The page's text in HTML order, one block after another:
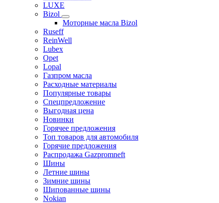
LUXE
Bizol
Моторные масла Bizol
Ruseff
ReinWell
Lubex
Opet
Lopal
Газпром масла
Расходные материалы
Популярные товары
Спецпредложение
Выгодная цена
Новинки
Горячее предложения
Топ товаров для автомобиля
Горячие предложения
Распродажа Gazpromneft
Шины
Летние шины
Зимние шины
Шипованные шины
Nokian